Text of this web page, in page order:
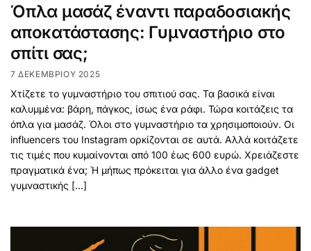
Όπλα μασάζ έναντι παραδοσιακής
αποκατάστασης: Γυμναστήριο στο
σπίτι σας;
7 ΔΕΚΕΜΒΡΊΟΥ 2025
Χτίζετε το γυμναστήριο του σπιτιού σας. Τα βασικά είναι
καλυμμένα: βάρη, πάγκος, ίσως ένα ράφι. Τώρα κοιτάζεις τα
όπλα για μασάζ. Όλοι στο γυμναστήριο τα χρησιμοποιούν. Οι
influencers του Instagram ορκίζονται σε αυτά. Αλλά κοιτάζετε
τις τιμές που κυμαίνονται από 100 έως 600 ευρώ. Χρειάζεστε
πραγματικά ένα; Ή μήπως πρόκειται για άλλο ένα gadget
γυμναστικής […]